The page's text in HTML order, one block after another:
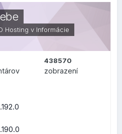
prehľad, čo sa zmenilo na
PRE
(FRONT-
Hosting v Informácie
438570
zobrazení